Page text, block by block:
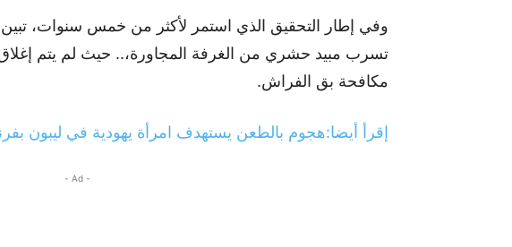
وفي إطار التحقيق الذي استمر لأكثر من خمس سنوات،
تسرب مبيد حشري من الغرفة المجاورة،.. حيث لم يتم إغلاق
مكافحة بق الفراش.
إقرأ أيضا:هجوم بالطعن يستهدف امرأة يهودية في ليبون
- Ad -